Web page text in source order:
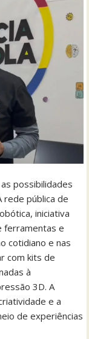
possibilidades
rede pública de
iniciativa
ferramentas e
cotidiano e nas
com kits de
à
3D. A
e a
de experiências